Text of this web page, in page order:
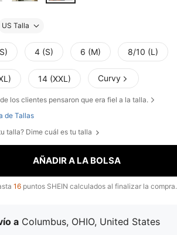
US Talla
4 (S) 6 (M) 8/10 (L)
14 (XXL) Curvy
de los clientes pensaron que era fiel a la talla.
de Tallas
talla? Dime cuál es tu talla
AÑADIR A LA BOLSA
16 puntos SHEIN calculados al finalizar la compra.
a Columbus, OHIO, United States